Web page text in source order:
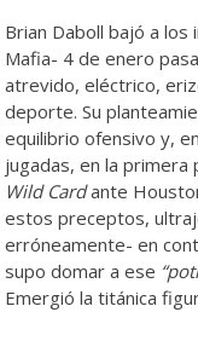
Brian Daboll bajó a
Mafia- 4 de enero
atrevido, eléctrico,
deporte. Su
equilibrio ofensivo y,
jugadas, en la primera
Wild Cardante
estos preceptos,
erróneamente- en
supo domar a ese
Emergió la titánica